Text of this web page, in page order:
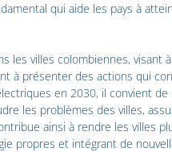
qui aide les pays à
villes colombiennes,
à présenter des actions qui
en 2030, il convient
les problèmes des villes,
ainsi à rendre les villes
propres et intégrant de